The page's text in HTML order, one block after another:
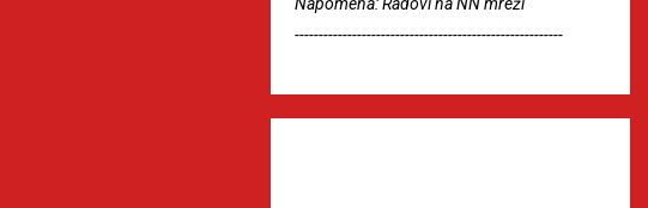
--------------------------------------------------------